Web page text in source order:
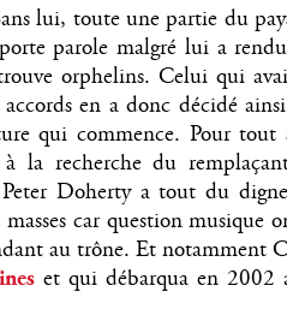
lui, toute une partie du
parole malgré lui a
orphelins. Celui qui
en a donc décidé
qui commence. Pour tout
la recherche du
Doherty a tout du digne
car question musique
au trône. Et notamment
et qui débarqua en 2002